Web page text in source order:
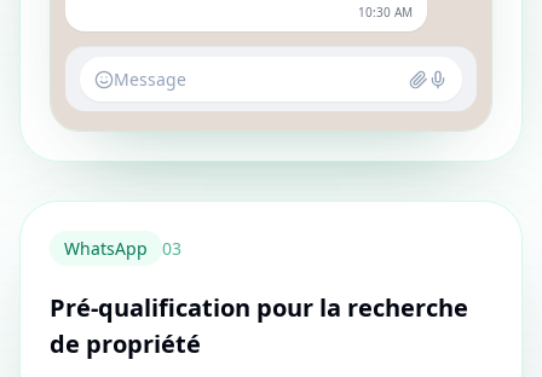
10:30 AM
Message
WhatsApp 03
Pré-qualification pour la recherche
de propriété